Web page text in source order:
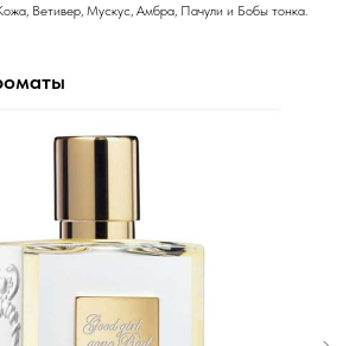
Ветивер, Мускус, Амбра, Пачули и Бобы тонка.